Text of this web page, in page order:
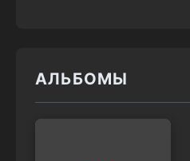
АЛЬБОМЫ